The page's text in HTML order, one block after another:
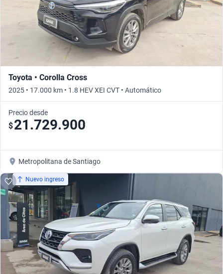
Toyota • Corolla Cross
2025 • 17.000 km • 1.8 HEV XEI CVT • Automático
Precio desde
$21.729.900
Metropolitana de Santiago
Nuevo ingreso